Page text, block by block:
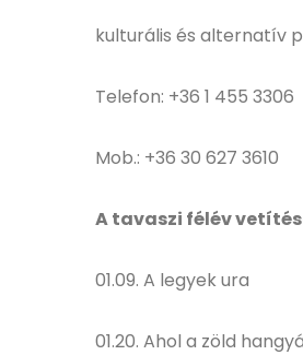
kulturális és alternatív
Telefon: +36 1 455 3306
Mob.: +36 30 627 3610
A tavaszi félév
01.09. A legyek ura
01.20. Ahol a zöld